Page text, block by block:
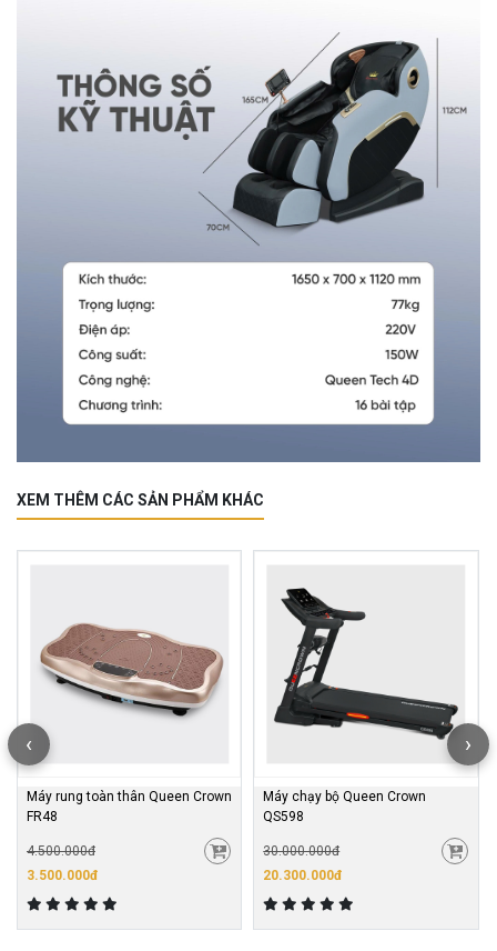
XEM THÊM CÁC SẢN PHẨM KHÁC
Máy rung toàn thân Queen Crown
FR48
4.500.000đ
3.500.000đ
Máy chạy bộ Queen Crown
QS598
30.000.000đ
20.300.000đ
‹ ›